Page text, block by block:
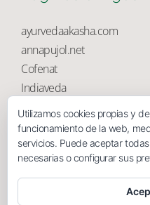
Páginas amigas
ayurvedaakasha.com
annapujol.net
Indiaveda
Magnolia
Utilizamos cookies propias y
funcionamiento de la web,
servicios. Puede aceptar
necesarias o configurar sus